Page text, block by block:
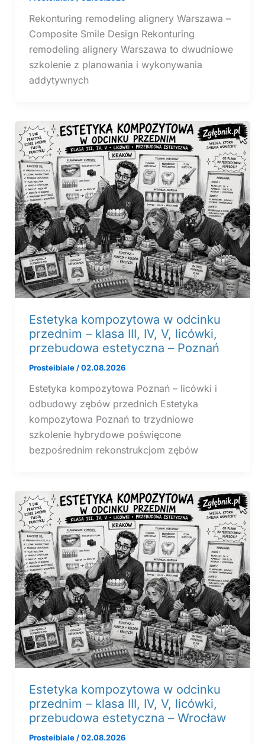
Rekonturing remodeling alignery Warszawa –
Composite Smile Design Rekonturing
remodeling alignery Warszawa to dwudniowe
szkolenie z planowania i wykonywania
addytywnych
Estetyka kompozytowa w odcinku
przednim – klasa III, IV, V, licówki,
przebudowa estetyczna – Poznań
Prosteibiale /02.08.2026
Estetyka kompozytowa Poznań – licówki i
odbudowy zębów przednich Estetyka
kompozytowa Poznań to trzydniowe
szkolenie hybrydowe poświęcone
bezpośrednim rekonstrukcjom zębów
Estetyka kompozytowa w odcinku
przednim – klasa III, IV, V, licówki,
przebudowa estetyczna – Wrocław
Prosteibiale /02.08.2026